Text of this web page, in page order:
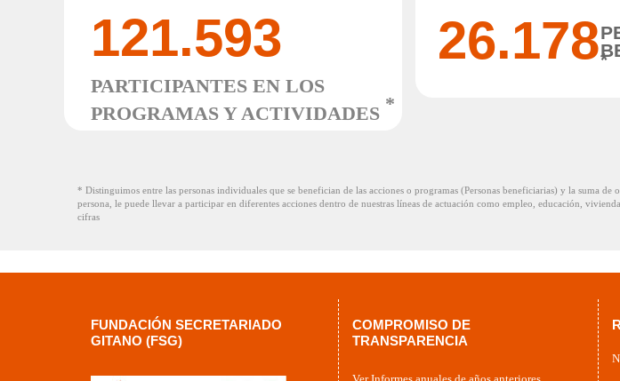
121.593
PARTICIPANTES EN LOS
PROGRAMAS Y ACTIVIDADES *
26.178*
* Distinguimos entre las personas individuales que se benefician de las acciones o programas (Personas beneficiarias) y la suma
persona, le puede llevar a participar en diferentes acciones dentro de nuestras líneas de actuación como empleo, educación,
cifras
FUNDACIÓN SECRETARIADO
GITANO (FSG)
COMPROMISO DE
TRANSPARENCIA